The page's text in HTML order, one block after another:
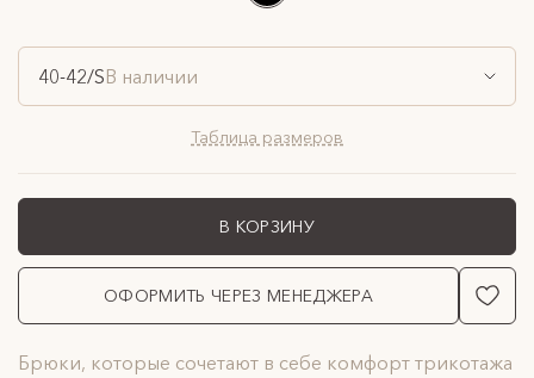
40-42/SВ наличии
Таблица размеров
В КОРЗИНУ
ОФОРМИТЬ ЧЕРЕЗ МЕНЕДЖЕРА
Брюки, которые сочетают в себе комфорт трикотажа